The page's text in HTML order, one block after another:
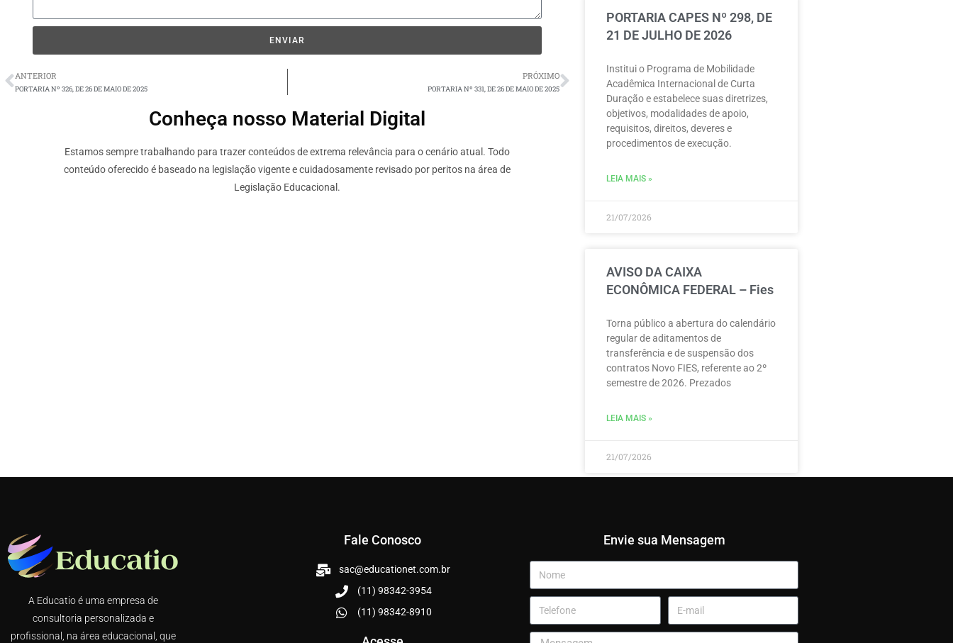
ENVIAR
ANTERIOR
PORTARIA Nº 326, DE 26 DE MAIO DE 2025
PRÓXIMO
PORTARIA Nº 331, DE 26 DE MAIO DE 2025
Conheça nosso Material Digital
Estamos sempre trabalhando para trazer conteúdos de extrema relevância para o cenário atual. Todo
conteúdo oferecido é baseado na legislação vigente e cuidadosamente revisado por peritos na área de
Legislação Educacional.
PORTARIA CAPES Nº 298, DE
21 DE JULHO DE 2026
Institui o Programa de Mobilidade
Acadêmica Internacional de Curta
Duração e estabelece suas diretrizes,
objetivos, modalidades de apoio,
requisitos, direitos, deveres e
procedimentos de execução.
LEIA MAIS »
21/07/2026
AVISO DA CAIXA
ECONÔMICA FEDERAL – Fies
Torna público a abertura do calendário
regular de aditamentos de
transferência e de suspensão dos
contratos Novo FIES, referente ao 2º
semestre de 2026. Prezados
LEIA MAIS »
21/07/2026
A Educatio é uma empresa de
consultoria personalizada e
profissional, na área educacional, que
Fale Conosco
sac@educationet.com.br
(11) 98342-3954
(11) 98342-8910
Envie sua Mensagem